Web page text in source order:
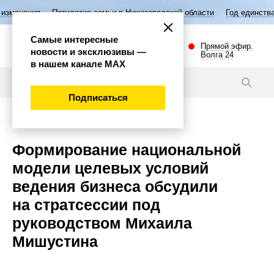
Пятилетие семьи в Нижегородской области Год единства народов
Прямой эфир.
Волга 24
Формирование национальной
модели целевых условий
ведения бизнеса обсудили
на стратсессии под
руководством Михаила
Мишустина
Самые интересные
новости и эксклюзивы —
в нашем канале МАХ
Подписаться